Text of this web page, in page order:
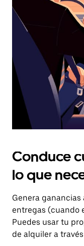
el
botón
escape
el
calendario.
Conduce
lo que
Genera
entregas (cuando
Puedes usar tu
de alquiler a